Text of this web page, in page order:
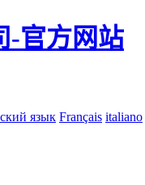
-官方网站
язык Français italiano